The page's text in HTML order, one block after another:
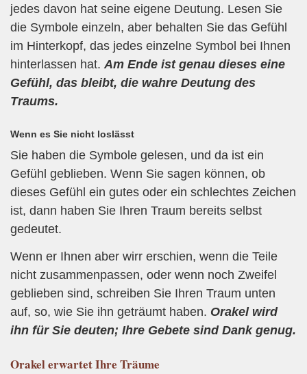
jedes davon hat seine eigene Deutung. Lesen Sie
die Symbole einzeln, aber behalten Sie das Gefühl
im Hinterkopf, das jedes einzelne Symbol bei Ihnen
hinterlassen hat. Am Ende ist genau dieses eine
Gefühl, das bleibt, die wahre Deutung des
Traums.
Wenn es Sie nicht loslässt
Sie haben die Symbole gelesen, und da ist ein
Gefühl geblieben. Wenn Sie sagen können, ob
dieses Gefühl ein gutes oder ein schlechtes Zeichen
ist, dann haben Sie Ihren Traum bereits selbst
gedeutet.
Wenn er Ihnen aber wirr erschien, wenn die Teile
nicht zusammenpassen, oder wenn noch Zweifel
geblieben sind, schreiben Sie Ihren Traum unten
auf, so, wie Sie ihn geträumt haben. Orakel wird
ihn für Sie deuten; Ihre Gebete sind Dank genug.
Orakelerwartet Ihre Träume